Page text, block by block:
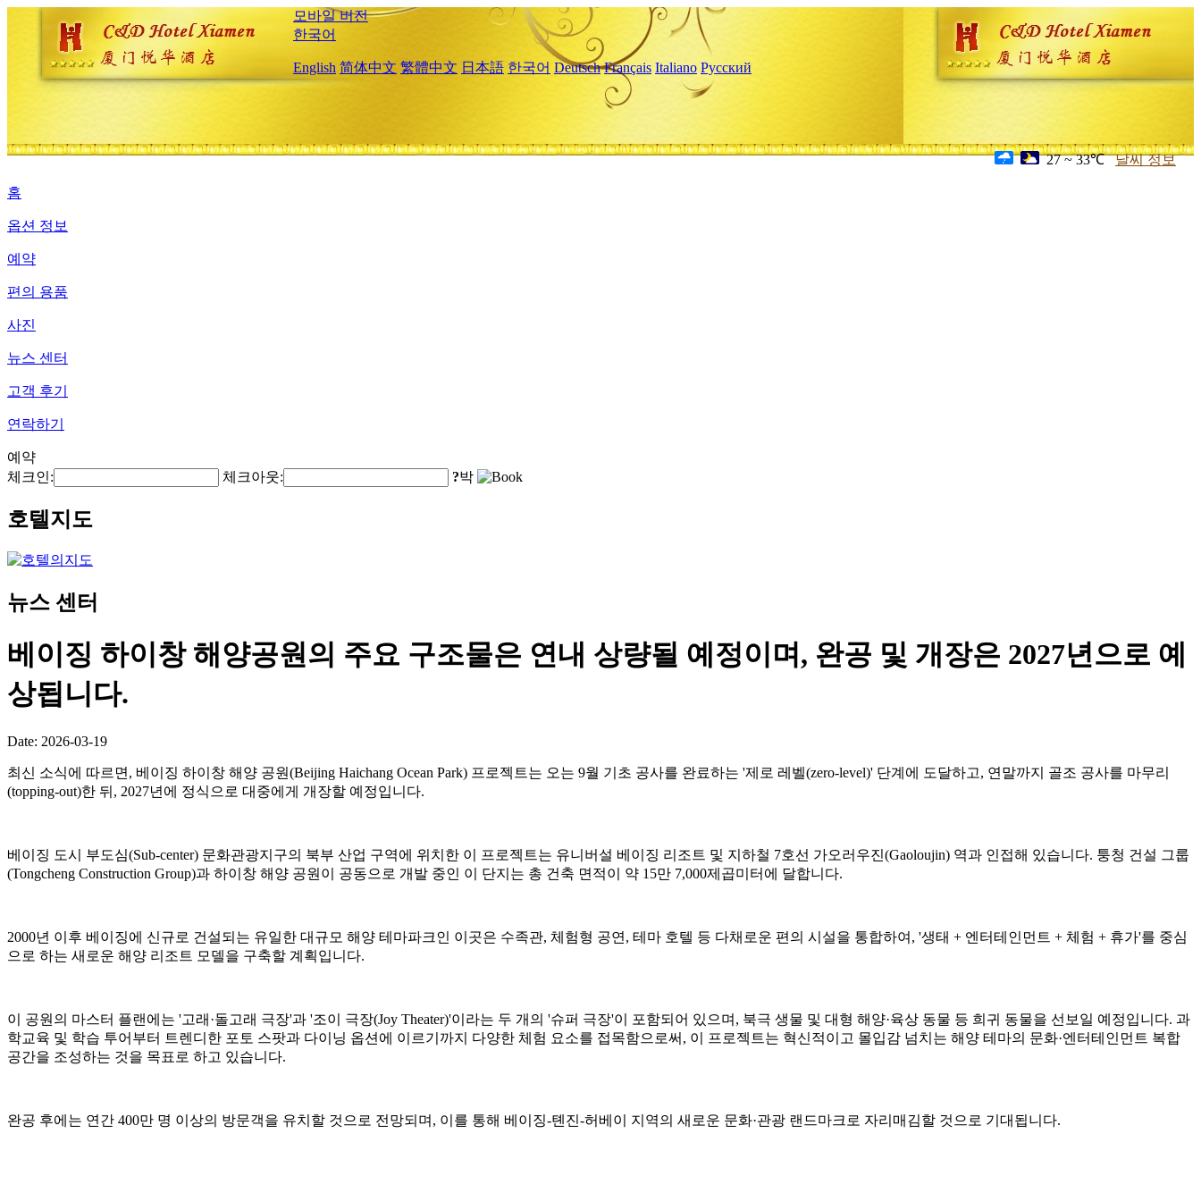
모바일 버전
한국어
English 简体中文 繁體中文 日本語 한국어 Deutsch Français Italiano Русский
27 ~ 33℃ 날씨 정보
홈
옵션 정보
예약
편의 용품
사진
뉴스 센터
고객 후기
연락하기
예약
체크인:
체크아웃: ?박
호텔지도
뉴스 센터
베이징 하이창 해양공원의 주요 구조물은 연내 상량될 예정이며, 완공 및 개장은 2027년으로 예
상됩니다.
Date: 2026-03-19
최신 소식에 따르면, 베이징 하이창 해양 공원(Beijing Haichang Ocean Park) 프로젝트는 오는 9월 기초 공사를 완료하는 '제로 레벨(zero-level)' 단계에 도달하고, 연말까지 골조 공사를 마무리
(topping-out)한 뒤, 2027년에 정식으로 대중에게 개장할 예정입니다.
베이징 도시 부도심(Sub-center) 문화관광지구의 북부 산업 구역에 위치한 이 프로젝트는 유니버설 베이징 리조트 및 지하철 7호선 가오러우진(Gaoloujin) 역과 인접해 있습니다. 퉁청 건설 그룹
(Tongcheng Construction Group)과 하이창 해양 공원이 공동으로 개발 중인 이 단지는 총 건축 면적이 약 15만 7,000제곱미터에 달합니다.
2000년 이후 베이징에 신규로 건설되는 유일한 대규모 해양 테마파크인 이곳은 수족관, 체험형 공연, 테마 호텔 등 다채로운 편의 시설을 통합하여, '생태 + 엔터테인먼트 + 체험 + 휴가'를 중심
으로 하는 새로운 해양 리조트 모델을 구축할 계획입니다.
이 공원의 마스터 플랜에는 '고래·돌고래 극장'과 '조이 극장(Joy Theater)'이라는 두 개의 '슈퍼 극장'이 포함되어 있으며, 북극 생물 및 대형 해양·육상 동물 등 희귀 동물을 선보일 예정입니다. 과
학교육 및 학습 투어부터 트렌디한 포토 스팟과 다이닝 옵션에 이르기까지 다양한 체험 요소를 접목함으로써, 이 프로젝트는 혁신적이고 몰입감 넘치는 해양 테마의 문화·엔터테인먼트 복합
공간을 조성하는 것을 목표로 하고 있습니다.
완공 후에는 연간 400만 명 이상의 방문객을 유치할 것으로 전망되며, 이를 통해 베이징-톈진-허베이 지역의 새로운 문화·관광 랜드마크로 자리매김할 것으로 기대됩니다.